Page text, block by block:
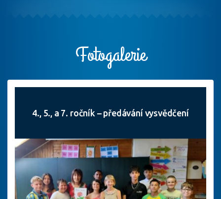
Fotogalerie
4., 5., a 7. ročník – předávání vysvědčení